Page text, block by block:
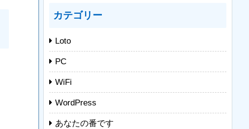
カテゴリー
Loto
PC
WiFi
WordPress
あなたの番です